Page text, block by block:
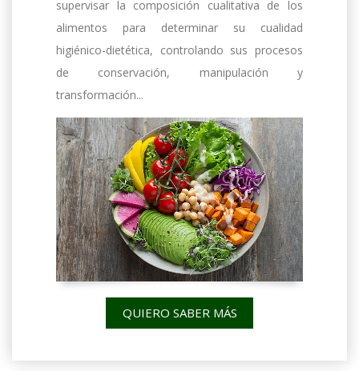
supervisar la composición cualitativa de los
alimentos para determinar su cualidad
higiénico-dietética, controlando sus procesos
de conservación, manipulación y
transformación...
QUIERO SABER MÁS